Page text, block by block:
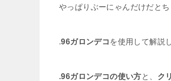
やっぱりぶーにゃんだけだとち
.96ガロンデコ を使用して解説
.96ガロンデコの使い方と、 ク